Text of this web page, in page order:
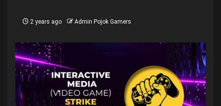
2 years ago Admin Pojok Gamers